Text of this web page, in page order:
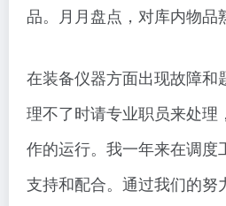
品。月月盘点，对库内物品
在装备仪器方面出现故障和
理不了时请专业职员来处理
作的运行。我一年来在调度
支持和配合。通过我们的努